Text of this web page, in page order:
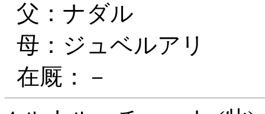
父：ナダル
母：ジュベルアリ
在厩：－